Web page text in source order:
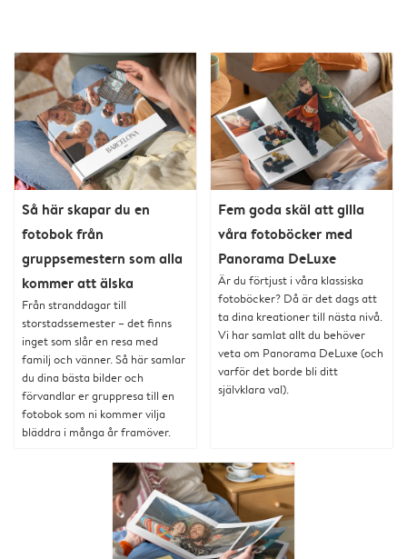
Så här skapar du en
fotobok från
gruppsemestern som alla
kommer att älska
Från stranddagar till
storstadssemester – det finns
inget som slår en resa med
familj och vänner. Så här samlar
du dina bästa bilder och
förvandlar er gruppresa till en
fotobok som ni kommer vilja
bläddra i många år framöver.
Fem goda skäl att gilla
våra fotoböcker med
Panorama DeLuxe
Är du förtjust i våra klassiska
fotoböcker? Då är det dags att
ta dina kreationer till nästa nivå.
Vi har samlat allt du behöver
veta om Panorama DeLuxe (och
varför det borde bli ditt
självklara val).